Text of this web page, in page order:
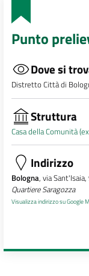
Punto
Dove si
Distretto Città di
Struttura
Casa della Comunità
Indirizzo
Bologna, via
Quartiere Saragozza
Visualizza indirizzo su Google